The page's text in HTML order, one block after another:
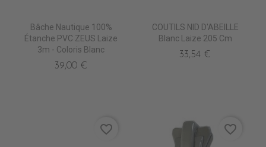
Bâche Nautique 100%
Étanche PVC ZEUS Laize
3m - Coloris Blanc
39,00 €
COUTILS NID D'ABEILLE
Blanc Laize 205 Cm
33,54 €
favorite_border favorite_border